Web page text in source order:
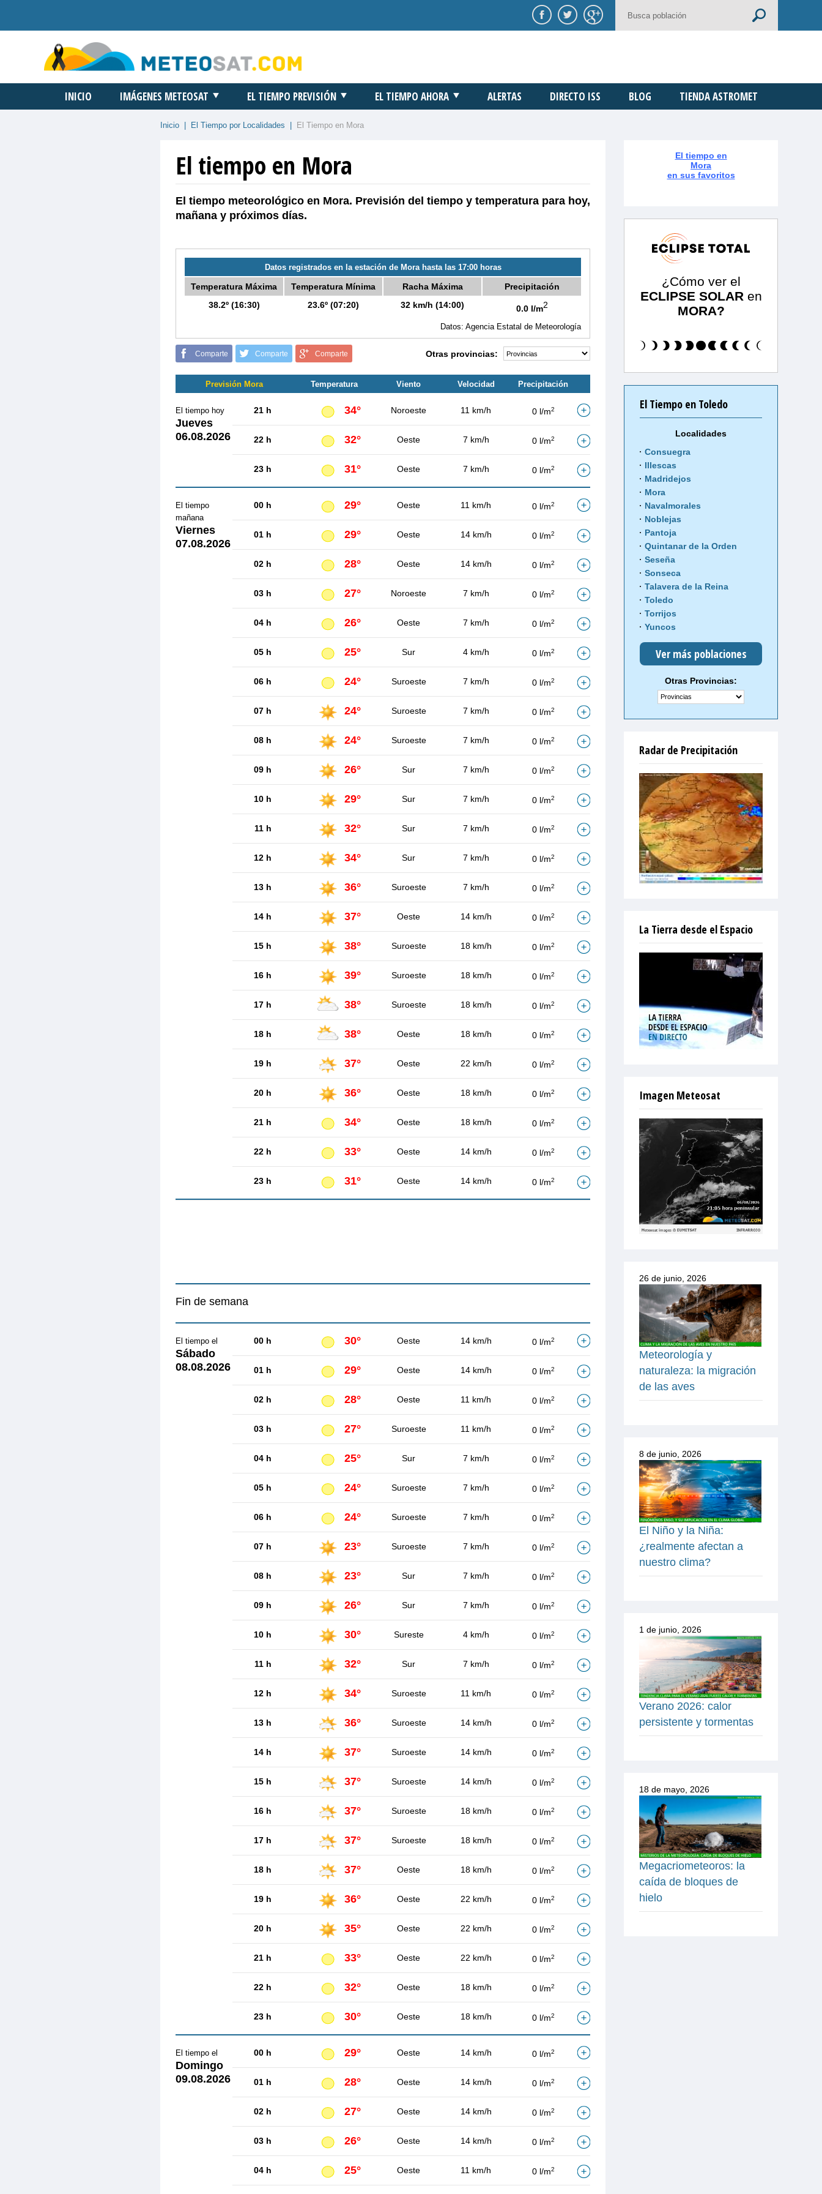
INICIO IMÁGENES METEOSAT EL TIEMPO PREVISIÓN EL TIEMPO AHORA ALERTAS DIRECTO ISS BLOG TIENDA ASTROMET
Inicio El Tiempo por Localidades El Tiempo en Mora
El tiempo en Mora
El tiempo meteorológico en Mora. Previsión del tiempo y temperatura para hoy,
mañana y próximos días.
Datos registrados en la estación de Mora hasta las 17:00 horas
Temperatura Máxima
38.2º (16:30)
Temperatura Mínima
23.6º (07:20)
Racha Máxima
32 km/h (14:00)
Precipitación
0.0 l/m2
Datos: Agencia Estatal de Meteorología
Comparte Comparte Comparte Otras provincias:
Previsión Mora Temperatura Viento Velocidad Precipitación
El tiempo hoy
Jueves
06.08.2026
21 h 34° Noroeste 11 km/h 0 l/m2
22 h 32° Oeste 7 km/h 0 l/m2
23 h 31° Oeste 7 km/h 0 l/m2
El tiempo
mañana
Viernes
07.08.2026
00 h 29° Oeste 11 km/h 0 l/m2
01 h 29° Oeste 14 km/h 0 l/m2
02 h 28° Oeste 14 km/h 0 l/m2
03 h 27° Noroeste 7 km/h 0 l/m2
04 h 26° Oeste 7 km/h 0 l/m2
05 h 25° Sur 4 km/h 0 l/m2
06 h 24° Suroeste 7 km/h 0 l/m2
07 h 24° Suroeste 7 km/h 0 l/m2
08 h 24° Suroeste 7 km/h 0 l/m2
09 h 26° Sur 7 km/h 0 l/m2
10 h 29° Sur 7 km/h 0 l/m2
11 h 32° Sur 7 km/h 0 l/m2
12 h 34° Sur 7 km/h 0 l/m2
13 h 36° Suroeste 7 km/h 0 l/m2
14 h 37° Oeste 14 km/h 0 l/m2
15 h 38° Suroeste 18 km/h 0 l/m2
16 h 39° Suroeste 18 km/h 0 l/m2
17 h 38° Suroeste 18 km/h 0 l/m2
18 h 38° Oeste 18 km/h 0 l/m2
19 h 37° Oeste 22 km/h 0 l/m2
20 h 36° Oeste 18 km/h 0 l/m2
21 h 34° Oeste 18 km/h 0 l/m2
22 h 33° Oeste 14 km/h 0 l/m2
23 h 31° Oeste 14 km/h 0 l/m2
Fin de semana
El tiempo el
Sábado
08.08.2026
00 h 30° Oeste 14 km/h 0 l/m2
01 h 29° Oeste 14 km/h 0 l/m2
02 h 28° Oeste 11 km/h 0 l/m2
03 h 27° Suroeste 11 km/h 0 l/m2
04 h 25° Sur 7 km/h 0 l/m2
05 h 24° Suroeste 7 km/h 0 l/m2
06 h 24° Suroeste 7 km/h 0 l/m2
07 h 23° Suroeste 7 km/h 0 l/m2
08 h 23° Sur 7 km/h 0 l/m2
09 h 26° Sur 7 km/h 0 l/m2
10 h 30° Sureste 4 km/h 0 l/m2
11 h 32° Sur 7 km/h 0 l/m2
12 h 34° Suroeste 11 km/h 0 l/m2
13 h 36° Suroeste 14 km/h 0 l/m2
14 h 37° Suroeste 14 km/h 0 l/m2
15 h 37° Suroeste 14 km/h 0 l/m2
16 h 37° Suroeste 18 km/h 0 l/m2
17 h 37° Suroeste 18 km/h 0 l/m2
18 h 37° Oeste 18 km/h 0 l/m2
19 h 36° Oeste 22 km/h 0 l/m2
20 h 35° Oeste 22 km/h 0 l/m2
21 h 33° Oeste 22 km/h 0 l/m2
22 h 32° Oeste 18 km/h 0 l/m2
23 h 30° Oeste 18 km/h 0 l/m2
El tiempo el
Domingo
09.08.2026
00 h 29° Oeste 14 km/h 0 l/m2
01 h 28° Oeste 14 km/h 0 l/m2
02 h 27° Oeste 14 km/h 0 l/m2
03 h 26° Oeste 14 km/h 0 l/m2
04 h 25° Oeste 11 km/h 0 l/m2
El tiempo en
Mora
en sus favoritos
¿Cómo ver el
ECLIPSE SOLAR en
MORA?
El Tiempo en Toledo
Localidades
Consuegra
Illescas
Madridejos
Mora
Navalmorales
Noblejas
Pantoja
Quintanar de la Orden
Seseña
Sonseca
Talavera de la Reina
Toledo
Torrijos
Yuncos
Ver más poblaciones
Otras Provincias:
Radar de Precipitación
La Tierra desde el Espacio
Imagen Meteosat
26 de junio, 2026
Meteorología y
naturaleza: la migración
de las aves
8 de junio, 2026
El Niño y la Niña:
¿realmente afectan a
nuestro clima?
1 de junio, 2026
Verano 2026: calor
persistente y tormentas
18 de mayo, 2026
Megacriometeoros: la
caída de bloques de
hielo